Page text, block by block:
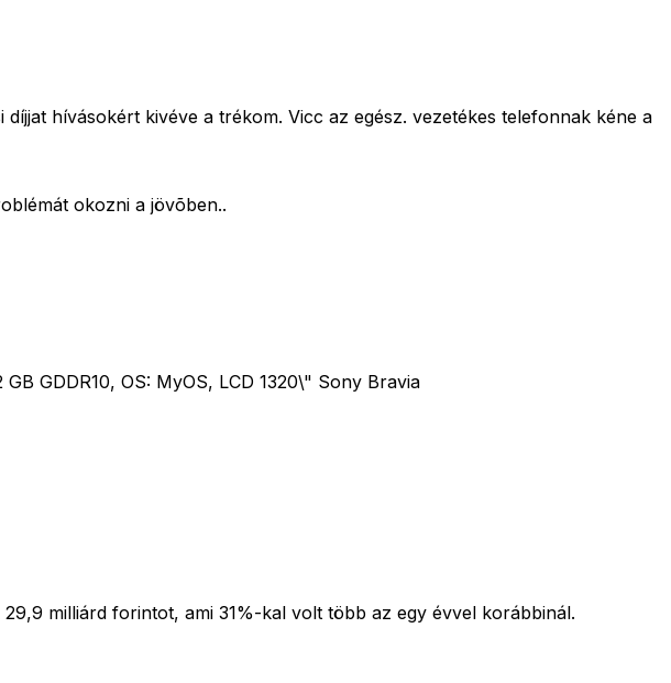
hívásokért kivéve a trékom. Vicc az egész. vezetékes telefonnak kéne a
okozni a jövõben..
GDDR10, OS: MyOS, LCD 1320\" Sony Bravia
milliárd forintot, ami 31%-kal volt több az egy évvel korábbinál.